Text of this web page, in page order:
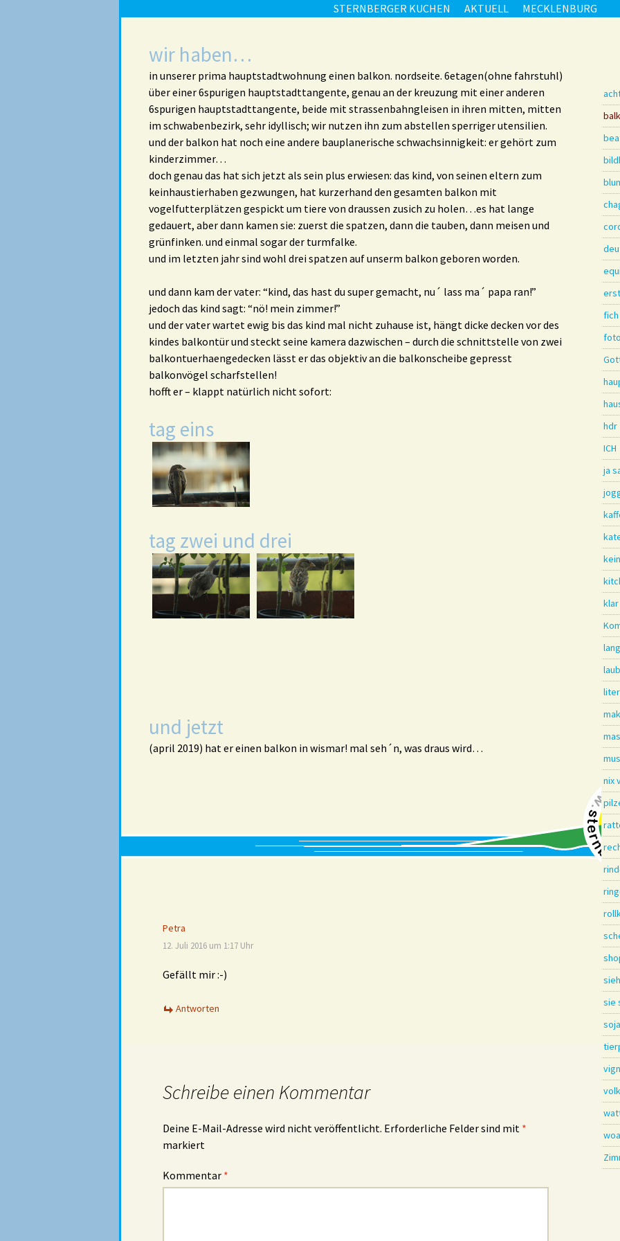
STERNBERGER KUCHEN AKTUELL MECKLENBURG
wir haben…
in unserer prima hauptstadtwohnung einen balkon. nordseite. 6etagen(ohne fahrstuhl)
über einer 6spurigen hauptstadttangente, genau an der kreuzung mit einer anderen
6spurigen hauptstadttangente, beide mit strassenbahngleisen in ihren mitten, mitten
im schwabenbezirk, sehr idyllisch; wir nutzen ihn zum abstellen sperriger utensilien.
und der balkon hat noch eine andere bauplanerische schwachsinnigkeit: er gehört zum
kinderzimmer…
doch genau das hat sich jetzt als sein plus erwiesen: das kind, von seinen eltern zum
keinhaustierhaben gezwungen, hat kurzerhand den gesamten balkon mit
vogelfutterplätzen gespickt um tiere von draussen zusich zu holen…es hat lange
gedauert, aber dann kamen sie: zuerst die spatzen, dann die tauben, dann meisen und
grünfinken. und einmal sogar der turmfalke.
und im letzten jahr sind wohl drei spatzen auf unserm balkon geboren worden.
und dann kam der vater: “kind, das hast du super gemacht, nu´ lass ma´ papa ran!”
jedoch das kind sagt: “nö! mein zimmer!”
und der vater wartet ewig bis das kind mal nicht zuhause ist, hängt dicke decken vor des
kindes balkontür und steckt seine kamera dazwischen – durch die schnittstelle von zwei
balkontuerhaengedecken lässt er das objektiv an die balkonscheibe gepresst
balkonvögel scharfstellen!
hofft er – klappt natürlich nicht sofort:
tag eins
tag zwei und drei
und jetzt
(april 2019) hat er einen balkon in wismar! mal seh´n, was draus wird…
Petra
12. Juli 2016 um 1:17 Uhr
Gefällt mir :-)
Antworten
Schreibe einen Kommentar
Deine E-Mail-Adresse wird nicht veröffentlicht. Erforderliche Felder sind mit *
markiert
Kommentar *
fich
hdr
ICH
ja
nix
sie